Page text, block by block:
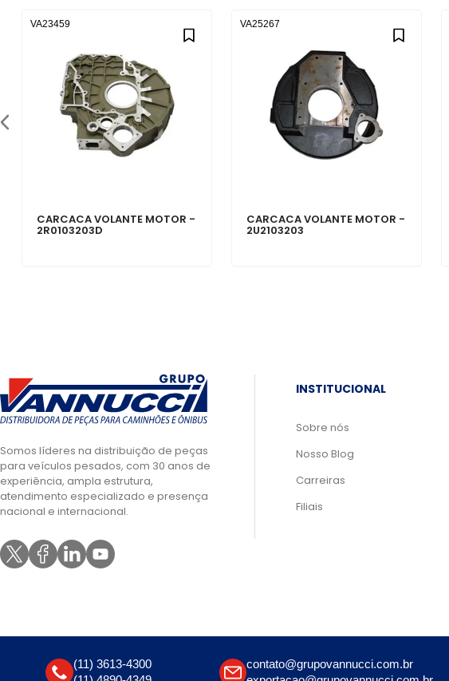
CARCACA VOLANTE MOTOR -
2R0103203D
VA23459
CARCACA VOLANTE MOTOR -
2U2103203
VA25267
Somos líderes na distribuição de peças
para veículos pesados, com 30 anos de
experiência, ampla estrutura,
atendimento especializado e presença
nacional e internacional.
INSTITUCIONAL
Sobre nós
Nosso Blog
Carreiras
Filiais
(11) 3613-4300
contato@grupovannucci.com.br